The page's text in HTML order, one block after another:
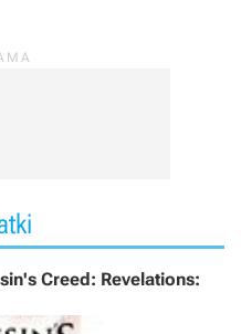
Creed: Revelations: